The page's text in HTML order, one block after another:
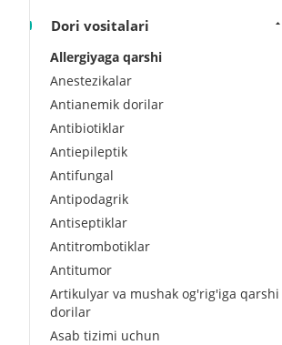
Dori vositalari
Allergiyaga qarshi
Anestezikalar
Antianemik dorilar
Antibiotiklar
Antiepileptik
Antifungal
Antipodagrik
Antiseptiklar
Antitrombotiklar
Antitumor
Artikulyar va mushak og'rig'iga qarshi
dorilar
Asab tizimi uchun